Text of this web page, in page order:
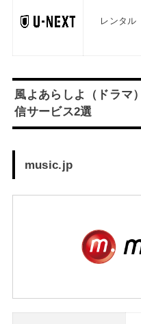
レンタル
風よあらしよ（ドラマ
信サービス2選
music.jp